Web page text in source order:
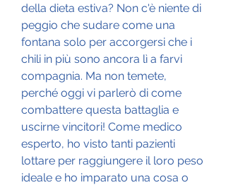
della dieta estiva? Non c'è niente di
peggio che sudare come una
fontana solo per accorgersi che i
chili in più sono ancora lì a farvi
compagnia. Ma non temete,
perché oggi vi parlerò di come
combattere questa battaglia e
uscirne vincitori! Come medico
esperto, ho visto tanti pazienti
lottare per raggiungere il loro peso
ideale e ho imparato una cosa o